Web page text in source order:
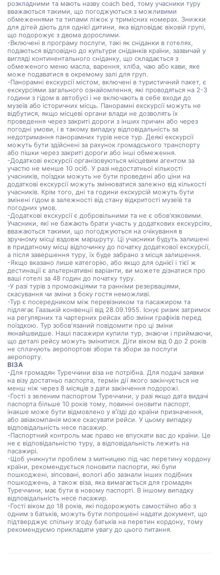
розкладними та мають назву coach bed, тому учасники туру
вважаються такими, що погоджуються з можливими
обмеженнями та типами ліжок у тримісних номерах. Знижки
для дітей діють для однієї дитини, яка відповідає віковій групі,
що подорожує з двома дорослими.
-Включені в програму послуги, такі як сніданки в готелях,
подаються відповідно до культури сніданків країни, зазвичай у
вигляді континентального сніданку, що складається з
обмеженого меню масла, варення, хліба, чаю або кави, яке
може подаватися в окремому залі для груп.
-Панорамні екскурсії містом, включені в туристичний пакет, є
екскурсіями загального ознайомлення, які проводяться на 2-3
години з гідом в автобусі і не включають в себе входи до
музеїв або історичних місць. Панорамні екскурсії можуть не
відбутися, якщо місцеві органи влади не дозволять їх
проведення через закриті дороги з інших причин або через
погодні умови, і в такому випадку відповідальність за
недотримання панорамних турів несе тур. Деякі екскурсії
можуть бути здійснені за рахунок громадського транспорту
або пішки через закриті дороги або інші обмеження.
-Додаткові екскурсії організовуються місцевим агентом за
участю не менше 10 осіб. У разі недостатньої кількості
учасників, поїздки можуть не бути проведені або ціни на
додаткові екскурсії можуть змінюватися залежно від кількості
учасників. Крім того, дні та години екскурсій можуть бути
змінені гідом в залежності від стану відкритості музеїв та
погодних умов.
-Додаткові екскурсії є добровільними та не є обов'язковими.
Учасники, які не бажають брати участь у додаткових екскурсіях,
вважаються такими, що погоджуються на очікування в
зручному місці вздовж маршруту. Ці учасники будуть залишені
в придатному місці відпочинку до початку додаткової екскурсії,
а після завершення туру, їх буде забрано з місця залишення.
-Якщо вказано лише категорію, або якщо для однієї і тієї ж
дестинації є альтернативні варіанти, ви можете дізнатися про
ваші готелі за 48 годин до початку туру.
-У разі турів з промоакціями та ранніми резерваціями,
скасування чи зміни з боку гостя неможливі.
-Тур є посередником між перевізником та пасажиром та
підлягає Гаазькій конвенції від 28.09.1955. Існує ризик затримок
на регулярних та чартерних рейсах або зміни графіків перед
поїздкою. Тур зобов'язаний повідомити про ці зміни
якнайшвидше. Наші пасажири купили тур, знаючи і приймаючи,
що деталі рейсу можуть змінитися. Діти віком від 0 до 2 років
не сплачують аеропортові збори та збори за послуги
аеропорту.
ВІЗА
-Для громадян Туреччини віза не потрібна. Для подачі заявки
на візу достатньо паспорта, термін дії якого закінчується не
менш ніж через 8 місяців з дати закінчення подорожі.
-Гості з зеленим паспортом Туреччини, у разі якщо дата видачі
паспорта більше 10 років тому, повинні оновити паспорт,
інакше може бути відмовлено у в'їзді до країни призначення,
або авіакомпанія може скасувати рейси. У цьому випадку
відповідальність несе пасажир.
-Паспортний контроль має право не впускати вас до країни. Це
не є відповідальністю туру, а відповідальність лежить на
пасажирі.
-Щоб уникнути проблем з митницею під час перетину кордону
країни, рекомендується поновити паспорти, які були
пошкоджені, зіпсовані, вологі або зазнали інших подібних
пошкоджень, а також віза, яка вимагається для громадян
Туреччини, має бути в новому паспорті. В іншому випадку
відповідальність несе пасажир.
-Гості віком до 18 років, які подорожують самостійно або з
одним з батьків, можуть бути попрошені надати документ, що
підтверджує спільну згоду батьків на перетин кордону, тому
рекомендуємо прикладати увагу до цього питання.